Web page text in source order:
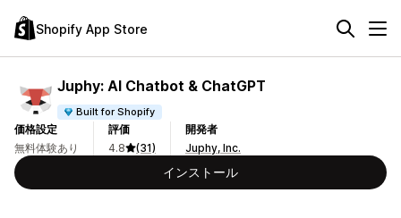
Shopify App Store
Juphy: AI Chatbot & ChatGPT
Built for Shopify
価格設定
無料体験あり
評価
4.8
(31)
開発者
Juphy, Inc.
インストール